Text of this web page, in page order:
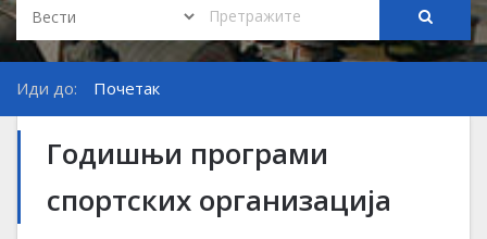
Иди до: Почетак
Годишњи програми
спортских организација